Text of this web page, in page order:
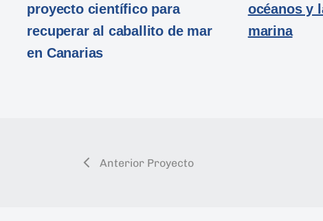
proyecto científico para
recuperar al caballito de mar
en Canarias
océanos y
marina
Anterior Proyecto